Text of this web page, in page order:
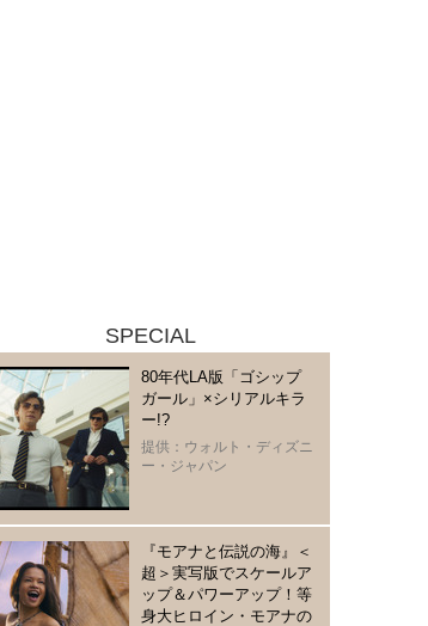
SPECIAL
80年代LA版「ゴシップ
ガール」×シリアルキラ
ー!?
提供：ウォルト・ディズニ
ー・ジャパン
『モアナと伝説の海』＜
超＞実写版でスケールア
ップ＆パワーアップ！等
身大ヒロイン・モアナの